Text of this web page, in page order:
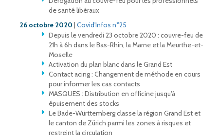
de santé libéraux
26 octobre 2020 | Covid'Infos n°25
Depuis le vendredi 23 octobre 2020 : couvre-feu de
21h à 6h dans le Bas-Rhin, la Marne et la Meurthe-et-
Moselle
Activation du plan blanc dans le Grand Est
Contact acing : Changement de méthode en cours
pour informer les cas contacts
MASQUES : Distribution en officine jusqu'à
épuisement des stocks
Le Bade-Württemberg classe la région Grand Est et
le canton de Zürich parmi les zones à risques et
restreint la circulation